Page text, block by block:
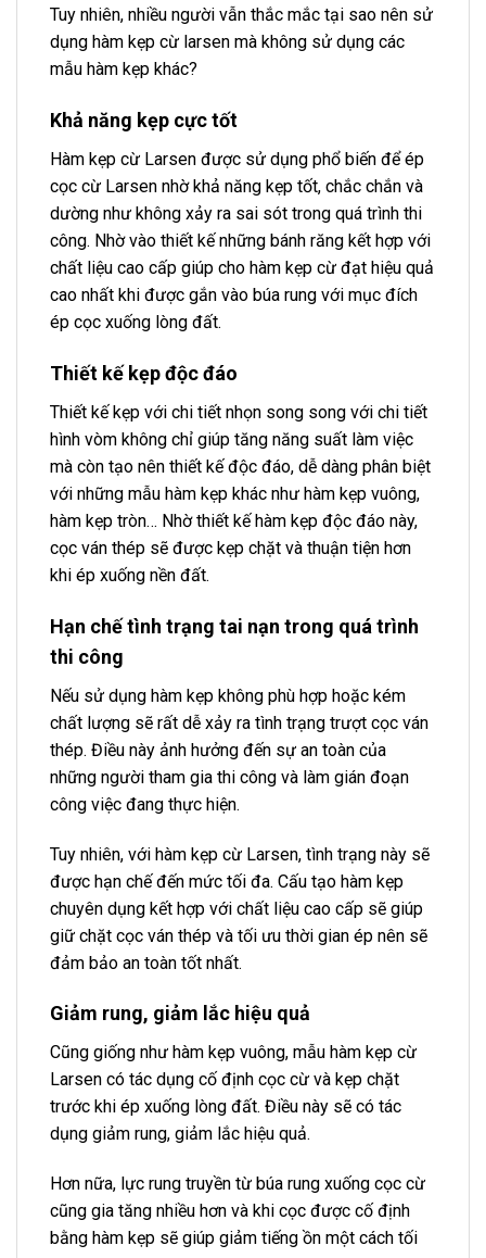
Tuy nhiên, nhiều người vẫn thắc mắc tại sao nên sử
dụng hàm kẹp cừ larsen mà không sử dụng các
mẫu hàm kẹp khác?
Khả năng kẹp cực tốt
Hàm kẹp cừ Larsen được sử dụng phổ biến để ép
cọc cừ Larsen nhờ khả năng kẹp tốt, chắc chắn và
dường như không xảy ra sai sót trong quá trình thi
công. Nhờ vào thiết kế những bánh răng kết hợp với
chất liệu cao cấp giúp cho hàm kẹp cừ đạt hiệu quả
cao nhất khi được gắn vào búa rung với mục đích
ép cọc xuống lòng đất.
Thiết kế kẹp độc đáo
Thiết kế kẹp với chi tiết nhọn song song với chi tiết
hình vòm không chỉ giúp tăng năng suất làm việc
mà còn tạo nên thiết kế độc đáo, dễ dàng phân biệt
với những mẫu hàm kẹp khác như hàm kẹp vuông,
hàm kẹp tròn… Nhờ thiết kế hàm kẹp độc đáo này,
cọc ván thép sẽ được kẹp chặt và thuận tiện hơn
khi ép xuống nền đất.
Hạn chế tình trạng tai nạn trong quá trình
thi công
Nếu sử dụng hàm kẹp không phù hợp hoặc kém
chất lượng sẽ rất dễ xảy ra tình trạng trượt cọc ván
thép. Điều này ảnh hưởng đến sự an toàn của
những người tham gia thi công và làm gián đoạn
công việc đang thực hiện.
Tuy nhiên, với hàm kẹp cừ Larsen, tình trạng này sẽ
được hạn chế đến mức tối đa. Cấu tạo hàm kẹp
chuyên dụng kết hợp với chất liệu cao cấp sẽ giúp
giữ chặt cọc ván thép và tối ưu thời gian ép nên sẽ
đảm bảo an toàn tốt nhất.
Giảm rung, giảm lắc hiệu quả
Cũng giống như hàm kẹp vuông, mẫu hàm kẹp cừ
Larsen có tác dụng cố định cọc cừ và kẹp chặt
trước khi ép xuống lòng đất. Điều này sẽ có tác
dụng giảm rung, giảm lắc hiệu quả.
Hơn nữa, lực rung truyền từ búa rung xuống cọc cừ
cũng gia tăng nhiều hơn và khi cọc được cố định
bằng hàm kẹp sẽ giúp giảm tiếng ồn một cách tối